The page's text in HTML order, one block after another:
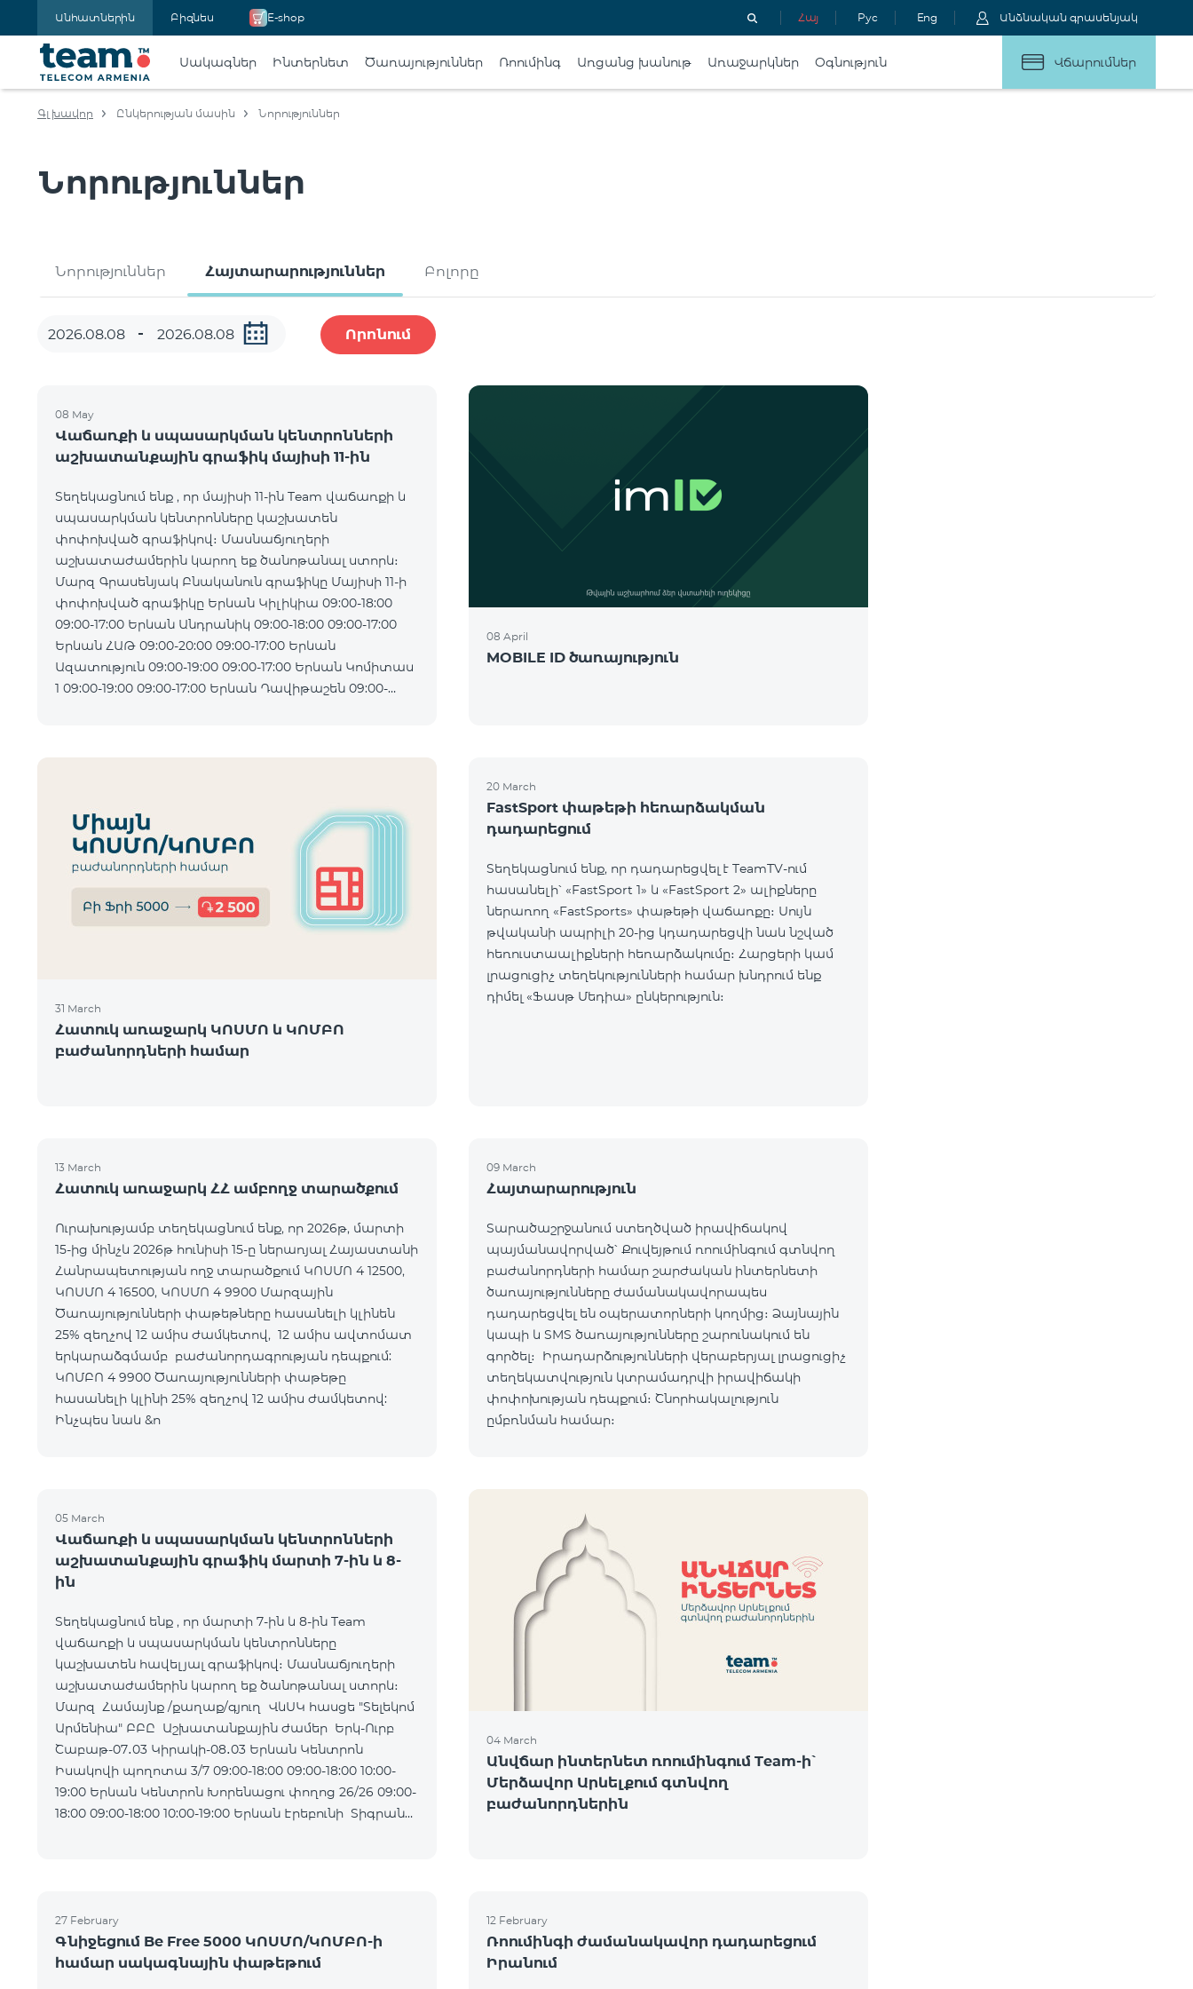
Անհատներին Բիզնես E-shop Հայ Рус Eng Անձնական գրասենյակ
Սակագներ Ինտերնետ Ծառայություններ Ռոումինգ Առցանց խանութ Առաջարկներ Օգնություն Վճարումներ
Գլխավոր Ընկերության մասին Նորություններ
Նորություններ
Նորություններ Հայտարարություններ Բոլորը
Որոնում
08 May
Վաճառքի և սպասարկման կենտրոնների
աշխատանքային գրաֆիկ մայիսի 11-ին
Տեղեկացնում ենք , որ մայիսի 11-ին Team վաճառքի և
սպասարկման կենտրոնները կաշխատեն
փոփոխված գրաֆիկով։ Մասնաճյուղերի
աշխատաժամերին կարող եք ծանոթանալ ստորև։
Մարզ Գրասենյակ Բնականուն գրաֆիկը Մայիսի 11-ի
փոփոխված գրաֆիկը Երևան Կիլիկիա 09:00-18:00
09:00-17:00 Երևան Անդրանիկ 09:00-18:00 09:00-17:00
Երևան ՀԱԹ 09:00-20:00 09:00-17:00 Երևան
Ազատություն 09:00-19:00 09:00-17:00 Երևան Կոմիտաս
1 09:00-19:00 09:00-17:00 Երևան Դավիթաշեն 09:00-
08 April
MOBILE ID ծառայություն
31 March
Հատուկ առաջարկ ԿՈՍՄՈ և ԿՈՄԲՈ
բաժանորդների համար
20 March
FastSport փաթեթի հեռարձակման
դադարեցում
Տեղեկացնում ենք, որ դադարեցվել է TeamTV-ում
հասանելի՝ «FastSport 1» և «FastSport 2» ալիքները
ներառող «FastSports» փաթեթի վաճառքը։ Սույն
թվականի ապրիլի 20-ից կդադարեցվի նաև նշված
հեռուստաալիքների հեռարձակումը։ Հարցերի կամ
լրացուցիչ տեղեկությունների համար խնդրում ենք
դիմել «Ֆասթ Մեդիա» ընկերություն։
13 March
Հատուկ առաջարկ ՀՀ ամբողջ տարածքում
Ուրախությամբ տեղեկացնում ենք, որ 2026թ, մարտի
15-ից մինչև 2026թ հունիսի 15-ը ներառյալ Հայաստանի
Հանրապետության ողջ տարածքում ԿՈՍՄՈ 4 12500,
ԿՈՍՄՈ 4 16500, ԿՈՍՄՈ 4 9900 Մարզային
Ծառայությունների փաթեթները հասանելի կլինեն
25% զեղչով 12 ամիս ժամկետով, 12 ամիս ավտոմատ
երկարաձգմամբ բաժանորդագրության դեպքում:
ԿՈՄԲՈ 4 9900 Ծառայությունների փաթեթը
հասանելի կլինի 25% զեղչով 12 ամիս ժամկետով:
Ինչպես նաև &n
09 March
Հայտարարություն
Տարածաշրջանում ստեղծված իրավիճակով
պայմանավորված՝ Քուվեյթում ռոումինգում գտնվող
բաժանորդների համար շարժական ինտերնետի
ծառայությունները ժամանակավորապես
դադարեցվել են օպերատորների կողմից։ Ձայնային
կապի և SMS ծառայությունները շարունակում են
գործել։ Իրադարձությունների վերաբերյալ լրացուցիչ
տեղեկատվություն կտրամադրվի իրավիճակի
փոփոխության դեպքում։ Շնորհակալություն
ըմբռնման համար։
05 March
Վաճառքի և սպասարկման կենտրոնների
աշխատանքային գրաֆիկ մարտի 7-ին և 8-
ին
Տեղեկացնում ենք , որ մարտի 7-ին և 8-ին Team
վաճառքի և սպասարկման կենտրոնները
կաշխատեն հավելյալ գրաֆիկով։ Մասնաճյուղերի
աշխատաժամերին կարող եք ծանոթանալ ստորև։
Մարզ Համայնք /քաղաք/գյուղ ՎևՍԿ հասցե "Տելեկոմ
Արմենիա" ԲԲԸ Աշխատանքային ժամեր Երկ-Ուրբ
Շաբաթ-07․03 Կիրակի-08․03 Երևան Կենտրոն
Իսակովի պողոտա 3/7 09:00-18:00 09:00-18:00 10:00-
19:00 Երևան Կենտրոն Խորենացու փողոց 26/26 09:00-
18:00 09:00-18:00 10:00-19:00 Երևան Էրեբունի Տիգրան
04 March
Անվճար ինտերնետ ռոումինգում Team-ի՝
Մերձավոր Արևելքում գտնվող
բաժանորդներին
27 February
Գնիջեցում Be Free 5000 ԿՈՍՄՈ/ԿՈՄԲՈ-ի
համար սակագնային փաթեթում
12 February
Ռոումինգի ժամանակավոր դադարեցում
Իրանում